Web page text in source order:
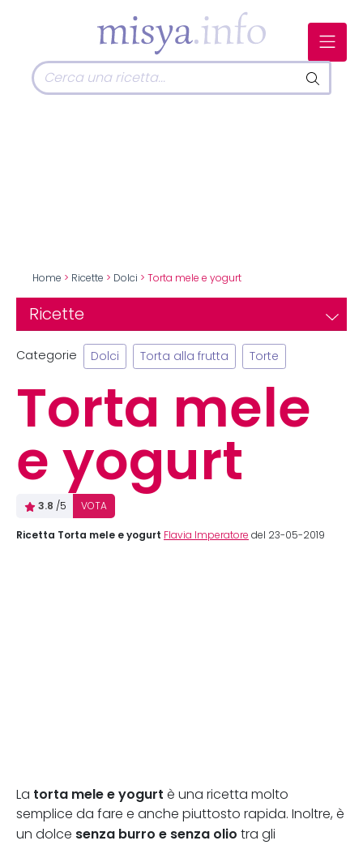
Home > Ricette > Dolci > Torta mele e yogurt
Ricette
Categorie Dolci Torta alla frutta Torte
Torta mele
e yogurt
3.8 /5 VOTA
Ricetta Torta mele e yogurt Flavia Imperatore del 23-05-2019
La torta mele e yogurt è una ricetta molto
semplice da fare e anche piuttosto rapida. Inoltre, è
un dolce senza burro e senza olio tra gli